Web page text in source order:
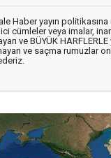
Haber yayın politikasına
cümleler veya imalar,
ve BÜYÜK HARFLERLE
ve saçma rumuzlar